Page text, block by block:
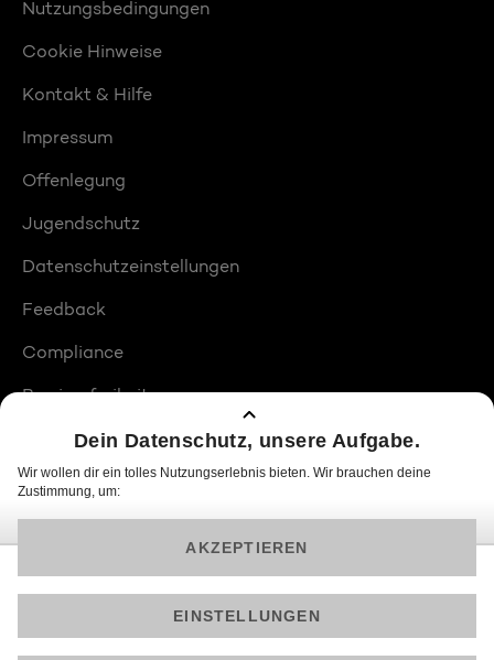
Nutzungsbedingungen
Cookie Hinweise
Kontakt & Hilfe
Impressum
Offenlegung
Jugendschutz
Datenschutzeinstellungen
Feedback
Compliance
Barrierefreiheit
Produktplatzierungen